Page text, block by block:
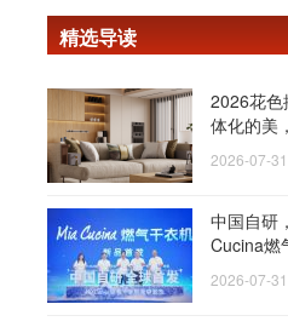
精选导读
2026花色
体化的美
2026-07-31
中国自研
Cucina燃
2026-07-31